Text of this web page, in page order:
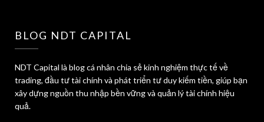
BLOG NDT CAPITAL
NDT Capital là blog cá nhân chia sẻ kinh nghiệm thực tế về
trading, đầu tư tài chính và phát triển tư duy kiếm tiền, giúp bạn
xây dựng nguồn thu nhập bền vững và quản lý tài chính hiệu
quả.